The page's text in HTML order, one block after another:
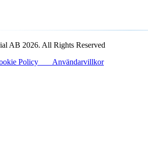
AB 2026. All Rights Reserved
Policy Användarvillkor